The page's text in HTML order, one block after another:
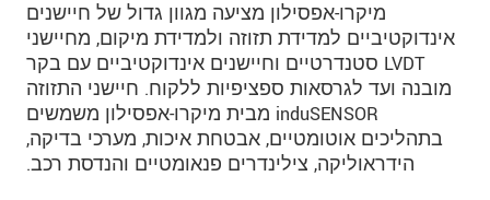
מיקרו-אפסילון מציעה מגוון גדול של חיישנים
אינדוקטיביים למדידת תזוזה ולמדידת מיקום, מחיישני
LVDT סטנדרטיים וחיישנים אינדוקטיביים עם בקר
מובנה ועד לגרסאות ספציפיות ללקוח. חיישני התזוזה
induSENSOR מבית מיקרו-אפסילון משמשים
בתהליכים אוטומטיים, אבטחת איכות, מערכי בדיקה,
הידראוליקה, צילינדרים פנאומטיים והנדסת רכב.
כתובת דוא"ל*
Message
*